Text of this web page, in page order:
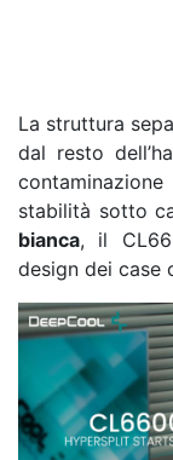
La struttura
dal resto
stabilità sotto
bianca, il
design dei case